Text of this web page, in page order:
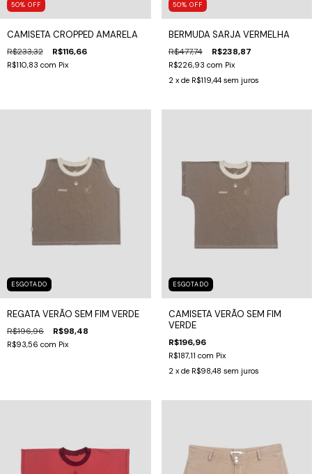
50% OFF
CAMISETA CROPPED AMARELA
R$233,32 R$116,66
R$110,83 com Pix
50% OFF
BERMUDA SARJA VERMELHA
R$477,74 R$238,87
R$226,93 com Pix
2 x de R$119,44 sem juros
ESGOTADO
REGATA VERÃO SEM FIM VERDE
R$196,96 R$98,48
R$93,56 com Pix
ESGOTADO
CAMISETA VERÃO SEM FIM
VERDE
R$196,96
R$187,11 com Pix
2 x de R$98,48 sem juros